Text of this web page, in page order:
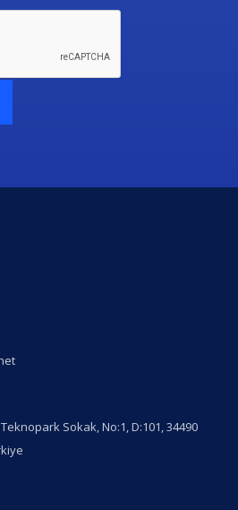
Sokak, No:1, D:101, 34490